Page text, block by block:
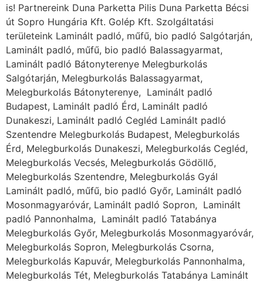
is! Partnereink Duna Parketta Pilis Duna Parketta Bécsi
út Sopro Hungária Kft. Golép Kft. Szolgáltatási
területeink Laminált padló, műfű, bio padló Salgótarján,
Laminált padló, műfű, bio padló Balassagyarmat,
Laminált padló Bátonyterenye Melegburkolás
Salgótarján, Melegburkolás Balassagyarmat,
Melegburkolás Bátonyterenye, Laminált padló
Budapest, Laminált padló Érd, Laminált padló
Dunakeszi, Laminált padló Cegléd Laminált padló
Szentendre Melegburkolás Budapest, Melegburkolás
Érd, Melegburkolás Dunakeszi, Melegburkolás Cegléd,
Melegburkolás Vecsés, Melegburkolás Gödöllő,
Melegburkolás Szentendre, Melegburkolás Gyál
Laminált padló, műfű, bio padló Győr, Laminált padló
Mosonmagyaróvár, Laminált padló Sopron, Laminált
padló Pannonhalma, Laminált padló Tatabánya
Melegburkolás Győr, Melegburkolás Mosonmagyaróvár,
Melegburkolás Sopron, Melegburkolás Csorna,
Melegburkolás Kapuvár, Melegburkolás Pannonhalma,
Melegburkolás Tét, Melegburkolás Tatabánya Laminált